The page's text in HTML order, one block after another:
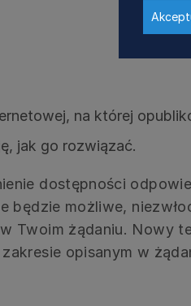
na której
jak go rozwiązać.
dostępności
będzie możliwe,
Twoim żądaniu. Nowy
opisanym w